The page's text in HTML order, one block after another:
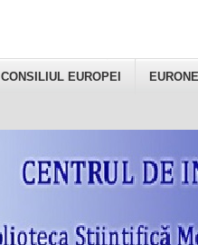
CONSILIUL EUROPEI